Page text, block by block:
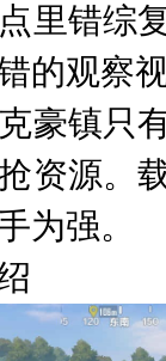
里错综
的观察视
豪镇只
资源。
为强。